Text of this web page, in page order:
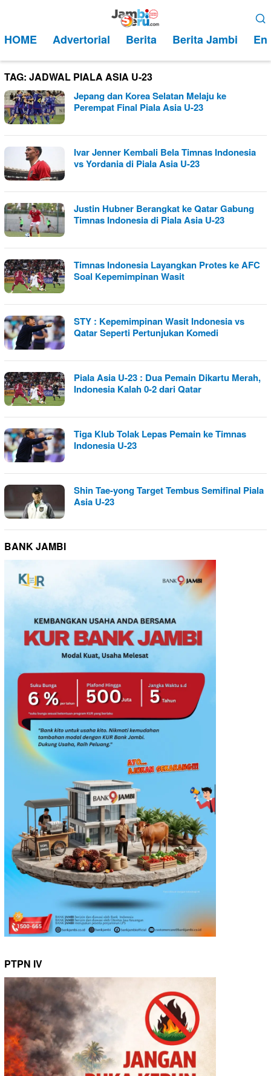
kontenMobile
HOME Advertorial Berita Berita Jambi
TAG: JADWAL PIALA ASIA U-23
Jepang dan Korea Selatan Melaju ke
Perempat Final Piala Asia U-23
Ivar Jenner Kembali Bela Timnas Indonesia
vs Yordania di Piala Asia U-23
Justin Hubner Berangkat ke Qatar Gabung
Timnas Indonesia di Piala Asia U-23
Timnas Indonesia Layangkan Protes ke AFC
Soal Kepemimpinan Wasit
STY : Kepemimpinan Wasit Indonesia vs
Qatar Seperti Pertunjukan Komedi
Piala Asia U-23 : Dua Pemain Dikartu Merah,
Indonesia Kalah 0-2 dari Qatar
Tiga Klub Tolak Lepas Pemain ke Timnas
Indonesia U-23
Shin Tae-yong Target Tembus Semifinal Piala
Asia U-23
BANK JAMBI
PTPN IV